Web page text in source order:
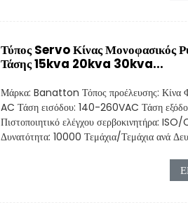
Τύπος Servo Κίνας Μονοφασικός
Τάσης 15kva 20kva 30kva...
Μάρκα: Banatton Τόπος προέλευσης: Κίνα
AC Τάση εισόδου: 140-260VAC Τάση
Πιστοποιητικό ελέγχου σερβοκινητήρα:
Δυνατότητα: 10000 Τεμάχια/Τεμάχια ανά